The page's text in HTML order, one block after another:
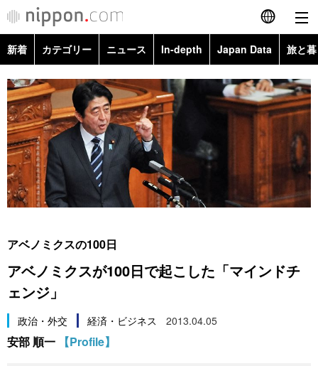
English
简体字
繁體字
Français
Español
Русский
カテゴリー
政治・外交
社会
文化
ニュース
旅と暮らし
動画/Live
新着 カテゴリー ニュース In-depth Japan Data 旅と
政治・外交
経済・ビジネス
国際・海外
社会
科学・技術
暮らし
スポーツ・東京2020
Topics
Images
People
東京
アベノミクスの100日
アベノミクスが100日で起こした「マインドチ
ェンジ」
政治・外交 経済・ビジネス 2013.04.05
安部 順一 【Profile】